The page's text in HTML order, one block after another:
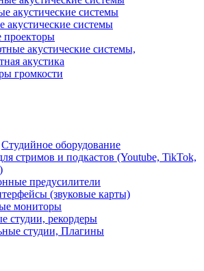
акустические системы
акустические системы
проекторы
акустические системы,
акустика
громкости
Студийное оборудование
стримов и подкастов (Youtube, TikTok,
предусилители
(звуковые карты)
мониторы
студии, рекордеры
студии, Плагины